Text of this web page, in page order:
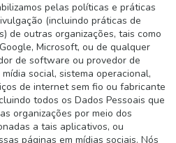
pelas políticas e práticas
(incluindo práticas de
de outras organizações, tais como
Microsoft, ou de qualquer
de software ou provedor de
social, sistema operacional,
de internet sem fio ou fabricante
todos os Dados Pessoais que
organizações por meio dos
a tais aplicativos, ou
páginas em mídias sociais. Nós